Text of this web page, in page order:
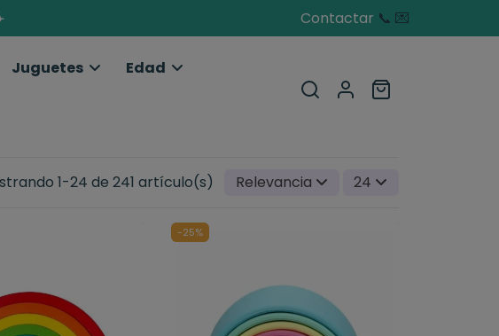
Contactar 📞 💌
Juguetes Edad
1-24 de 241 artículo(s) Relevancia 24
-25%